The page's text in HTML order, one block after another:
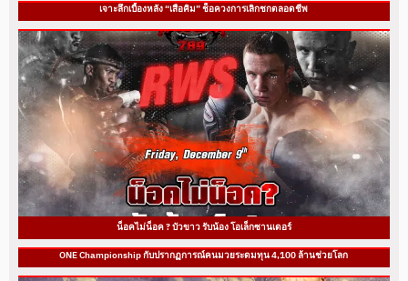
เจาะลึกเบื้องหลัง “เสือคิม” ช็อควงการเลิกชกตลอดชีพ
น็อคไม่น็อค ? บัวขาว รับน้อง โอเล็กซานเดอร์
ONE Championship กับปรากฏการณ์คนมวยระดมทุน 4,100 ล้านช่วยโลก